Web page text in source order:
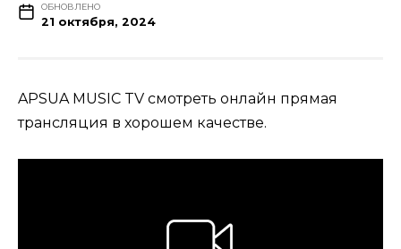
ОБНОВЛЕНО
21 октября, 2024
APSUA MUSIC TV смотреть онлайн прямая
трансляция в хорошем качестве.